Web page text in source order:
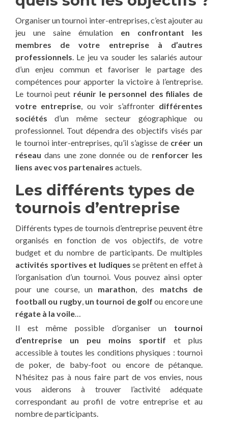
Organiser un tournoi inter-entreprises, c’est ajouter au
jeu une saine émulation en confrontant les
membres de votre entreprise à d’autres
professionnels. Le jeu va souder les salariés autour
d’un enjeu commun et favoriser le partage des
compétences pour apporter la victoire à l’entreprise.
Le tournoi peut réunir le personnel des filiales de
votre entreprise, ou voir s’affronter différentes
sociétésd’un même secteur géographique ou
professionnel. Tout dépendra des objectifs visés par
le tournoi inter-entreprises, qu’il s’agisse de créer un
réseau dans une zone donnée ou de renforcer les
liens avec vos partenaires actuels.
Les différents types de
tournois d’entreprise
Différents types de tournois d’entreprise peuvent être
organisés en fonction de vos objectifs, de votre
budget et du nombre de participants. De multiples
activités sportives et ludiques se prêtent en effet à
l’organisation d’un tournoi. Vous pouvez ainsi opter
pour une course, un marathon, des matchs de
football ou rugby, un tournoi de golf ou encore une
régate à la voile…
Il est même possible d’organiser un tournoi
d’entreprise un peu moins sportif et plus
accessible à toutes les conditions physiques : tournoi
de poker, de baby-foot ou encore de pétanque.
N’hésitez pas à nous faire part de vos envies, nous
vous aiderons à trouver l’activité adéquate
correspondant au profil de votre entreprise et au
nombre de participants.